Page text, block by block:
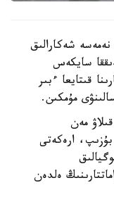
شەكارالىق
سايكەس
قىتايعا ءبىر
مۇمكىن.
مەن
بۇزىپ، ارەكەتى
ەلدەن